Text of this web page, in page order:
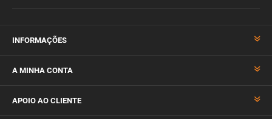
INFORMAÇÕES
A MINHA CONTA
APOIO AO CLIENTE